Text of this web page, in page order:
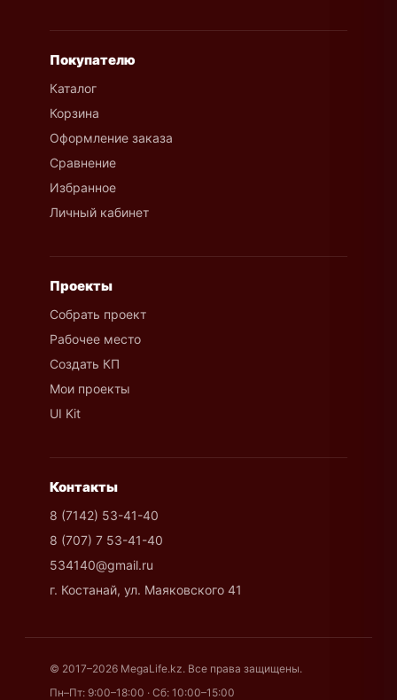
Покупателю
Каталог
Корзина
Оформление заказа
Сравнение
Избранное
Личный кабинет
Проекты
Собрать проект
Рабочее место
Создать КП
Мои проекты
UI Kit
Контакты
8 (7142) 53-41-40
8 (707) 7 53-41-40
534140@gmail.ru
г. Костанай, ул. Маяковского 41
© 2017–2026 MegaLife.kz. Все права защищены.
Пн–Пт: 9:00–18:00 · Сб: 10:00–15:00